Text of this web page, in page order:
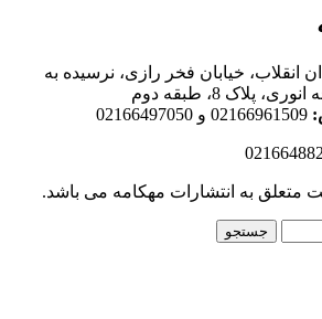
انقلاب، خیابان فخر رازی، نرسیده به
پلاک 8، طبقه دوم
02166961509 و 02166497050
متعلق به انتشارات مهکامه می باشد.
جستجو